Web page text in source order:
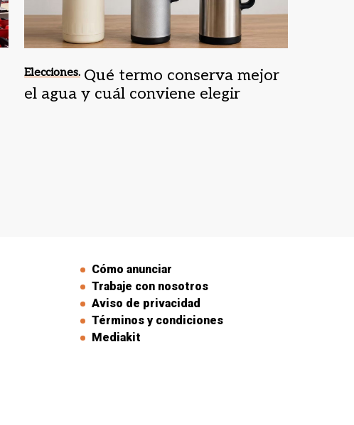
Elecciones. Qué termo conserva mejor
el agua y cuál conviene elegir
Cómo anunciar
Trabaje con nosotros
Aviso de privacidad
Términos y condiciones
Mediakit